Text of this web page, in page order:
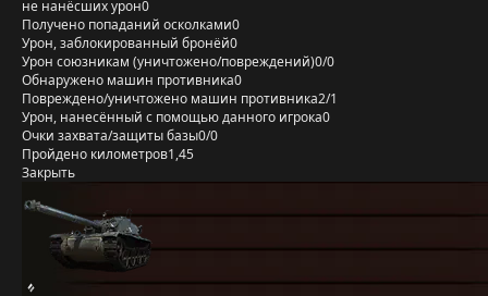
не нанёсших урон0
Получено попаданий осколками0
Урон, заблокированный бронёй0
Урон союзникам (уничтожено/повреждений)0/0
Обнаружено машин противника0
Повреждено/уничтожено машин противника2/1
Урон, нанесённый с помощью данного игрока0
Очки захвата/защиты базы0/0
Пройдено километров1,45
Закрыть